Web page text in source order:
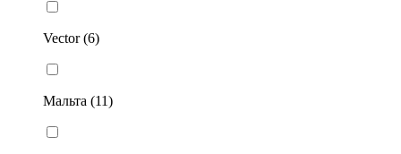
Vector (6)
Мальта (11)